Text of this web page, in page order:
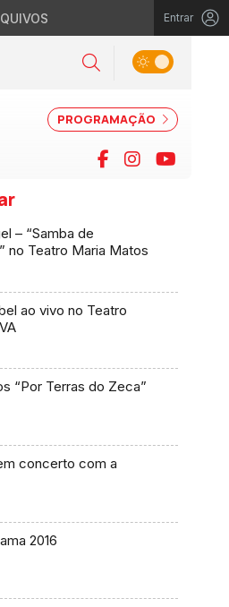
Entrar
Pesquisar
Alternar tema
PROGRAMAÇÃO
Facebook
Instagram
– “Samba de
no Teatro Maria Matos
ao vivo no Teatro
“Por Terras do Zeca”
concerto com a
2016